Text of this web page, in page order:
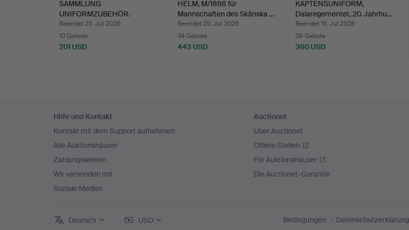
SAMMLUNG
UNIFORMZUBEHÖR.
Beendet 25. Jul 2026
10 Gebote
201 USD
HELM, M/1886 für
Mannschaften des Skånska …
Beendet 25. Jul 2026
34 Gebote
443 USD
KAPTENSUNIFORM,
Dalaregementet, 20. Jahrhu…
Beendet 15. Jul 2026
28 Gebote
360 USD
Navigation
Hilfe und Kontakt
Kontakt mit dem Support aufnehmen
Alle Auktionshäuser
Zahlungsweisen
Wir versenden mit
Soziale Medien
Auctionet
Über Auctionet
Offene Stellen
Für Auktionshäuser
Die Auctionet-Garantie
Deutsch USD Bedingungen Datenschutzerklärung